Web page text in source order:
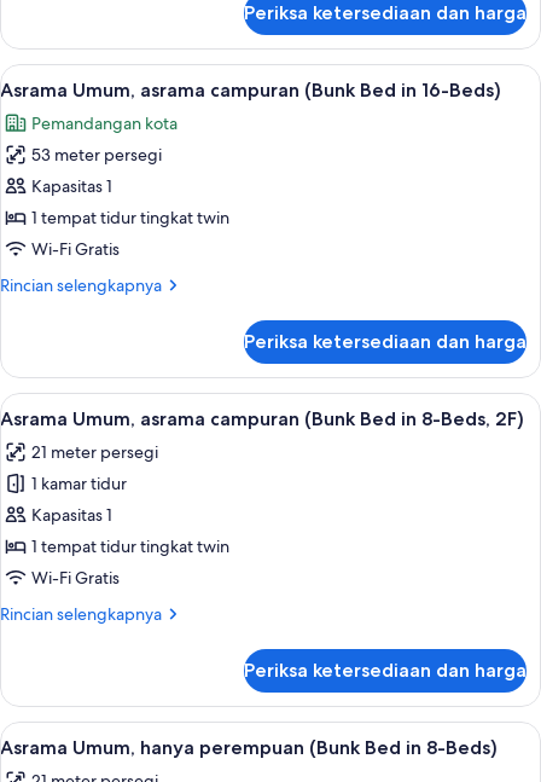
(Mixed
Gender)
16
Beds
Mixed
(Mixed
Gender)
Periksa ketersediaan dan harga
Lihat
semua
foto
untuk
Asrama
Umum,
asrama
(Bunk
16-
Beds)
Brankas, tirai kedap cahaya, Wi-Fi
25
Asrama Umum, asrama campuran (Bunk Bed in 16-Beds)
Pemandangan kota
53 meter persegi
Kapasitas 1
1 tempat tidur tingkat twin
Wi-Fi Gratis
Rincian selengkapnya
Rincian
Asrama
Umum,
asrama
(Bunk
Bed
in
16-
Beds)
Periksa ketersediaan dan harga
Lihat
semua
foto
untuk
Asrama
Umum,
asrama
(Bunk
8-
Beds,
2F)
Brankas, tirai kedap cahaya, Wi-Fi
24
Asrama Umum, asrama campuran (Bunk Bed in 8-Beds, 2F)
21 meter persegi
1 kamar tidur
Kapasitas 1
1 tempat tidur tingkat twin
Wi-Fi Gratis
Rincian selengkapnya
Rincian
Asrama
Umum,
asrama
Periksa ketersediaan dan harga
Lihat
semua
Asrama Umum, hanya perempuan
19
Asrama Umum, hanya perempuan (Bunk Bed in 8-Beds)